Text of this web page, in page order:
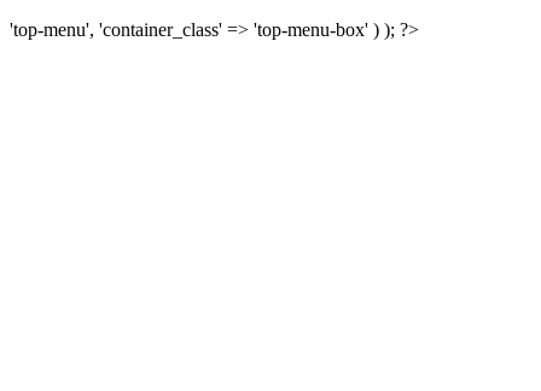
'top-menu', 'container_class' => 'top-menu-box' ) ); ?>